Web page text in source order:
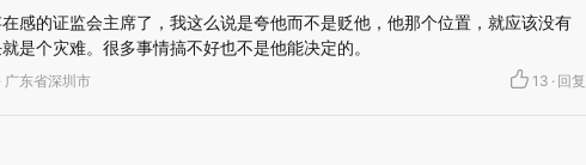
感的证监会主席了，我这么说是夸他而不是贬他，他那个位置，就应该没有
是个灾难。很多事情搞不好也不是他能决定的。
东省深圳市 13 · 回复